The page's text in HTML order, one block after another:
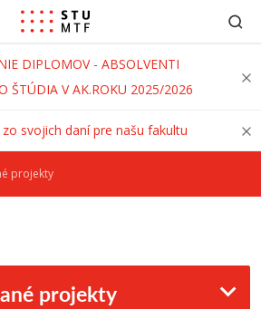
DIPLOMOV - ABSOLVENTI
ŠTÚDIA V AK.ROKU 2025/2026
svojich daní pre našu fakultu
projekty
projekty